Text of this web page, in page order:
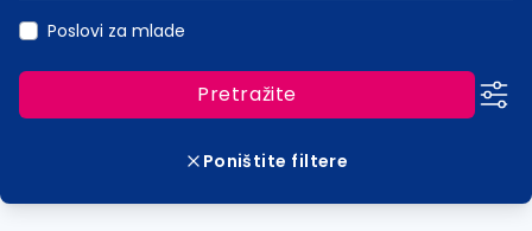
Poslovi za mlade
Pretražite
Poništite filtere